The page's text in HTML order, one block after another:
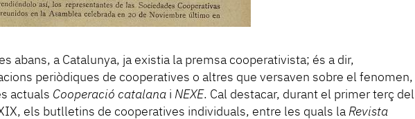
abans, a Catalunya, ja existia la premsa cooperativista; és a dir,
periòdiques de cooperatives o altres que versaven sobre el fenomen,
actuals Cooperació catalana i NEXE. Cal destacar, durant el primer terç del
els butlletins de cooperatives individuals, entre les quals la Revista